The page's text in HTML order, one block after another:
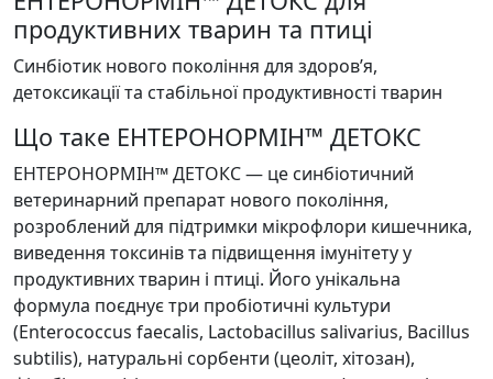
продуктивних тварин та птиці
Синбіотик нового покоління для здоров’я,
детоксикації та стабільної продуктивності тварин
Що таке ЕНТЕРОНОРМІН™ ДЕТОКС
ЕНТЕРОНОРМІН™ ДЕТОКС — це синбіотичний
ветеринарний препарат нового покоління,
розроблений для підтримки мікрофлори кишечника,
виведення токсинів та підвищення імунітету у
продуктивних тварин і птиці. Його унікальна
формула поєднує три пробіотичні культури
(Enterococcus faecalis, Lactobacillus salivarius, Bacillus
subtilis), натуральні сорбенти (цеоліт, хітозан),